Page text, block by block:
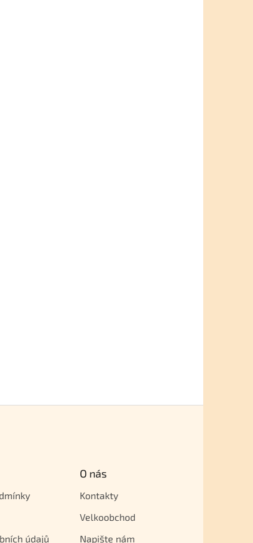
údajů
O nás
Kontakty
Velkoobchod
Napište nám